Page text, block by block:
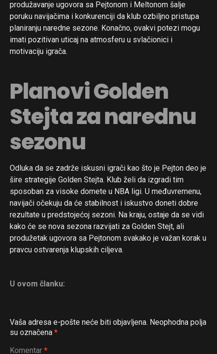
produžavanje ugovora sa Pejtonom i Meltonom šalje
poruku navijačima i konkurenciji da klub ozbiljno pristupa
planiranju naredne sezone. Konačno, ovakvi potezi mogu
imati pozitivan uticaj na atmosferu u svlačionici i
motivaciju igrača.
Planovi Golden
Stejta za narednu
sezonu
Odluka da se zadrže iskusni igrači kao što je Pejton deo je
šire strategije Golden Stejta. Klub želi da izgradi tim
sposoban za visoke domete u NBA ligi. U međuvremenu,
navijači očekuju da će stabilnost i iskustvo doneti dobre
rezultate u predstojećoj sezoni. Na kraju, ostaje da se vidi
kako će se nova sezona razvijati za Golden Stejt, ali
produžetak ugovora sa Pejtonom svakako je važan korak u
pravcu ostvarenja klupskih ciljeva.
U ovom članku:
Vaša adresa e-pošte neće biti objavljena. Neophodna polja
su označena *
Komentar *